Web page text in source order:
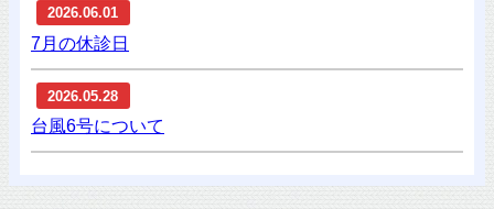
2026.06.01
7月の休診日
2026.05.28
台風6号について